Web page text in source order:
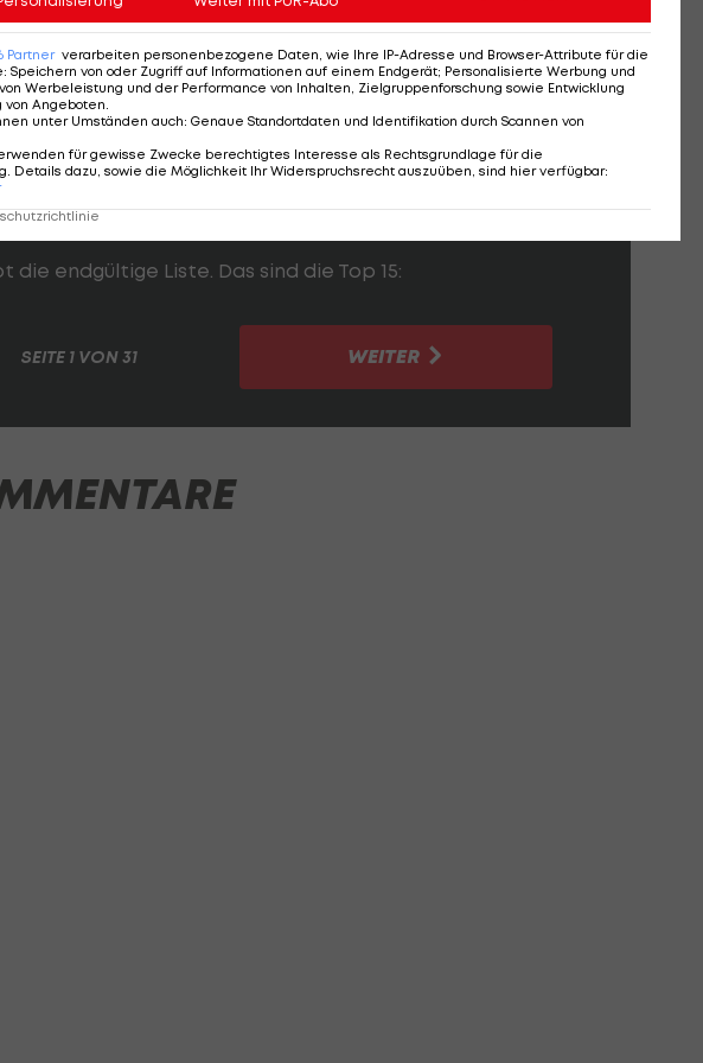
der besten heimischen Eishockey-Cracks aller
Liste der 15 besten Eishockey-Spieler
Reihenfolge vergeben: Der bestplatzierte Crack
14 Punkte, der Dritte 13 usw., für den 15. Platz gab
endgültige Liste. Das sind die Top 15:
SEITE1 VON 31 WEITER
Partner verarbeiten personenbezogene Daten, wie Ihre IP-Adresse und Browser-Attribute für die
: Speichern von oder Zugriff auf Informationen auf einem Endgerät; Personalisierte Werbung und
Werbeleistung und der Performance von Inhalten, Zielgruppenforschung sowie Entwicklung
von Angeboten.
unter Umständen auch: Genaue Standortdaten und Identifikation durch Scannen von
für gewisse Zwecke berechtigtes Interesse als Rechtsgrundlage für die
Details dazu, sowie die Möglichkeit Ihr Widerspruchsrecht auszuüben, sind hier verfügbar: